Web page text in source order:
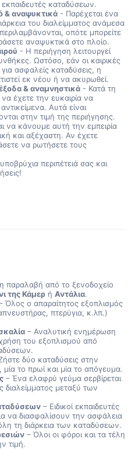
καταδύσεων.
& αναψυκτικά - Παρέχεται ένα
του διαλείμματος ανάμεσα
οπότε μπορείτε
αναψυκτικά στο πλοίο.
- Η περιήγηση λειτουργεί
Ωστόσο, εάν οι καιρικές
ασφαλείς καταδύσεις, η
εκ νέου ή να ακυρωθεί.
& αναμνηστικά - Κατά τη
έχετε την ευκαιρία να
Αυτά είναι
στην τιμή της περιήγησης.
κάνουμε αυτή την εμπειρία
και αξέχαστη. Αν έχετε
να ρωτήσετε τους
περιπέτειά σας και
παραλαβή από το ξενοδοχείο
της Κάμερ ή Αντάλια.
Όλος ο απαραίτητος εξοπλισμός
πτερύγια, κ.λπ.)
– Αναλυτική ενημέρωση
του εξοπλισμού από
δύο καταδύσεις στην
, μία το πρωί και μία το απόγευμα.
– Ένα ελαφρύ γεύμα σερβίρεται
διαλείμματος μεταξύ των
– Ειδικοί εκπαιδευτές
να διασφαλίσουν την ασφάλεια
τη διάρκεια των καταδύσεων.
– Όλοι οι φόροι και τα τέλη
τιμή.